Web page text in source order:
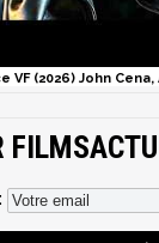
VF (2026) John
FILMSACTU